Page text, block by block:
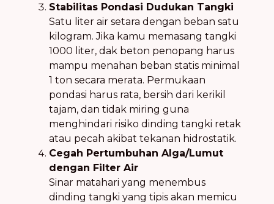
Stabilitas Pondasi Dudukan Tangki
Satu liter air setara dengan beban satu
kilogram. Jika kamu memasang tangki
1000 liter, dak beton penopang harus
mampu menahan beban statis minimal
1 ton secara merata. Permukaan
pondasi harus rata, bersih dari kerikil
tajam, dan tidak miring guna
menghindari risiko dinding tangki retak
atau pecah akibat tekanan hidrostatik.
Cegah Pertumbuhan Alga/Lumut
dengan Filter Air
Sinar matahari yang menembus
dinding tangki yang tipis akan memicu